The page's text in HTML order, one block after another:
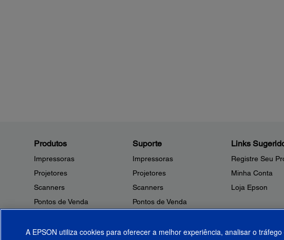
Produtos
Impressoras
Projetores
Scanners
Pontos de Venda
Microdispositivos
Suporte
Impressoras
Projetores
Scanners
Pontos de Venda
Outros Produtos
Links
Registre Seu
Minha Conta
Loja Epson
A EPSON utiliza cookies para oferecer a melhor experiência, analisar o